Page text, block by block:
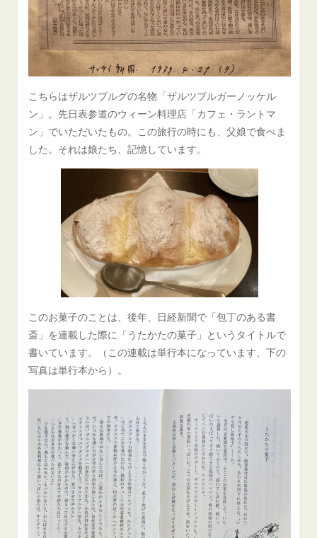
こちらはザルツブルグの名物「ザルツブルガーノッケル
ン」。先日表参道のウィーン料理店「カフェ・ラントマ
ン」でいただいたもの。この旅行の時にも、父娘で食べま
した。それは娘たち、記憶しています。
このお菓子のことは、後年、日経新聞で「包丁のある書
斎」を連載した際に「うたかたの菓子」というタイトルで
書いています。（この連載は単行本になっています、下の
写真は単行本から）。